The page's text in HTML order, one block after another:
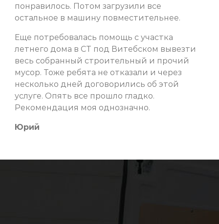
понравилось. Потом загрузили все
остальное в машину повместительнее.
Еще потребовалась помощь с участка
летнего дома в СТ под Витебском вывезти
весь собранный строительный и прочий
мусор. Тоже ребята не отказали и через
несколько дней договорились об этой
услуге. Опять все прошло гладко.
Рекомендация моя однозначно.
Юрий